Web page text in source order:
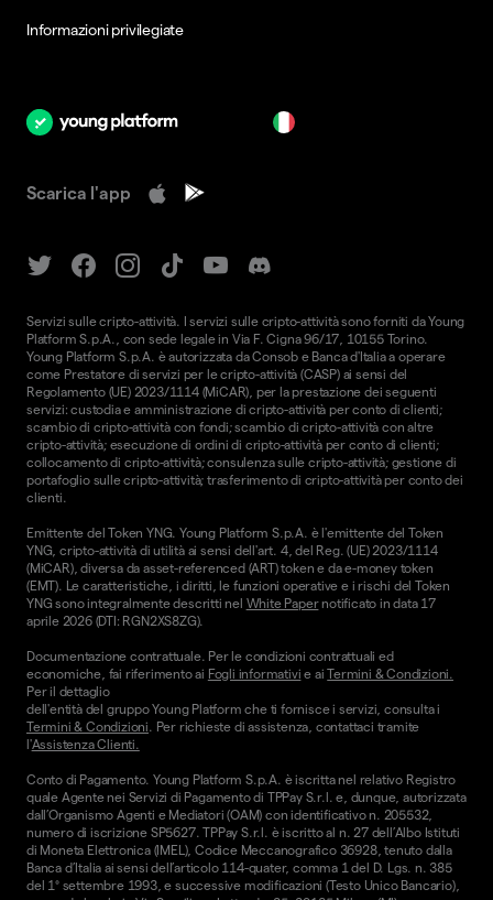
Informazioni privilegiate
Scarica l'app
Servizi sulle cripto-attività. I servizi sulle cripto-attività sono forniti da Young
Platform S.p.A., con sede legale in Via F. Cigna 96/17, 10155 Torino.
Young Platform S.p.A. è autorizzata da Consob e Banca d'Italia a operare
come Prestatore di servizi per le cripto-attività (CASP) ai sensi del
Regolamento (UE) 2023/1114 (MiCAR), per la prestazione dei seguenti
servizi: custodia e amministrazione di cripto-attività per conto di clienti;
scambio di cripto-attività con fondi; scambio di cripto-attività con altre
cripto-attività; esecuzione di ordini di cripto-attività per conto di clienti;
collocamento di cripto-attività; consulenza sulle cripto-attività; gestione di
portafoglio sulle cripto-attività; trasferimento di cripto-attività per conto dei
clienti.
Emittente del Token YNG. Young Platform S.p.A. è l'emittente del Token
YNG, cripto-attività di utilità ai sensi dell'art. 4, del Reg. (UE) 2023/1114
(MiCAR), diversa da asset-referenced (ART) token e da e-money token
(EMT). Le caratteristiche, i diritti, le funzioni operative e i rischi del Token
YNG sono integralmente descritti nel White Papernotificato in data 17
aprile 2026 (DTI: RGN2XS8ZG).
Documentazione contrattuale. Per le condizioni contrattuali ed
economiche, fai riferimento ai Fogli informativi e aiTermini & Condizioni.
Per il dettaglio
dell'entità del gruppo Young Platform che ti fornisce i servizi, consulta i
Termini & Condizioni. Per richieste di assistenza, contattaci tramite
l'Assistenza Clienti.
Conto di Pagamento. Young Platform S.p.A. è iscritta nel relativo Registro
quale Agente nei Servizi di Pagamento di TPPay S.r.l. e, dunque, autorizzata
dall’Organismo Agenti e Mediatori (OAM) con identificativo n. 205532,
numero di iscrizione SP5627. TPPay S.r.l. è iscritto al n. 27 dell’Albo Istituti
di Moneta Elettronica (IMEL), Codice Meccanografico 36928, tenuto dalla
Banca d’Italia ai sensi dell’articolo 114-quater, comma 1 del D. Lgs. n. 385
del 1° settembre 1993, e successive modificazioni (Testo Unico Bancario),